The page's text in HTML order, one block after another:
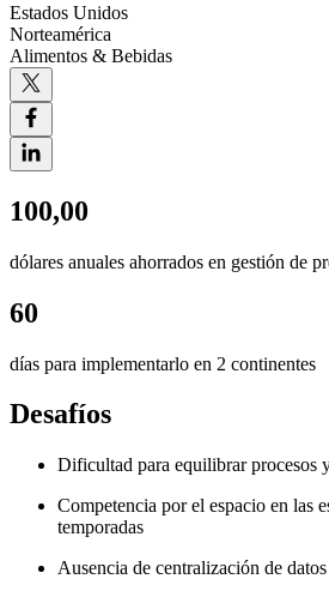
Estados Unidos
Norteamérica
Alimentos & Bebidas
100,00
dólares anuales ahorrados en gestión de
60
días para implementarlo en 2 continentes
Desafíos
Dificultad para equilibrar procesos
Competencia por el espacio en las
temporadas
Ausencia de centralización de